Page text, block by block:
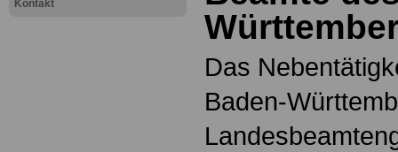
Kontakt
Das
Baden-